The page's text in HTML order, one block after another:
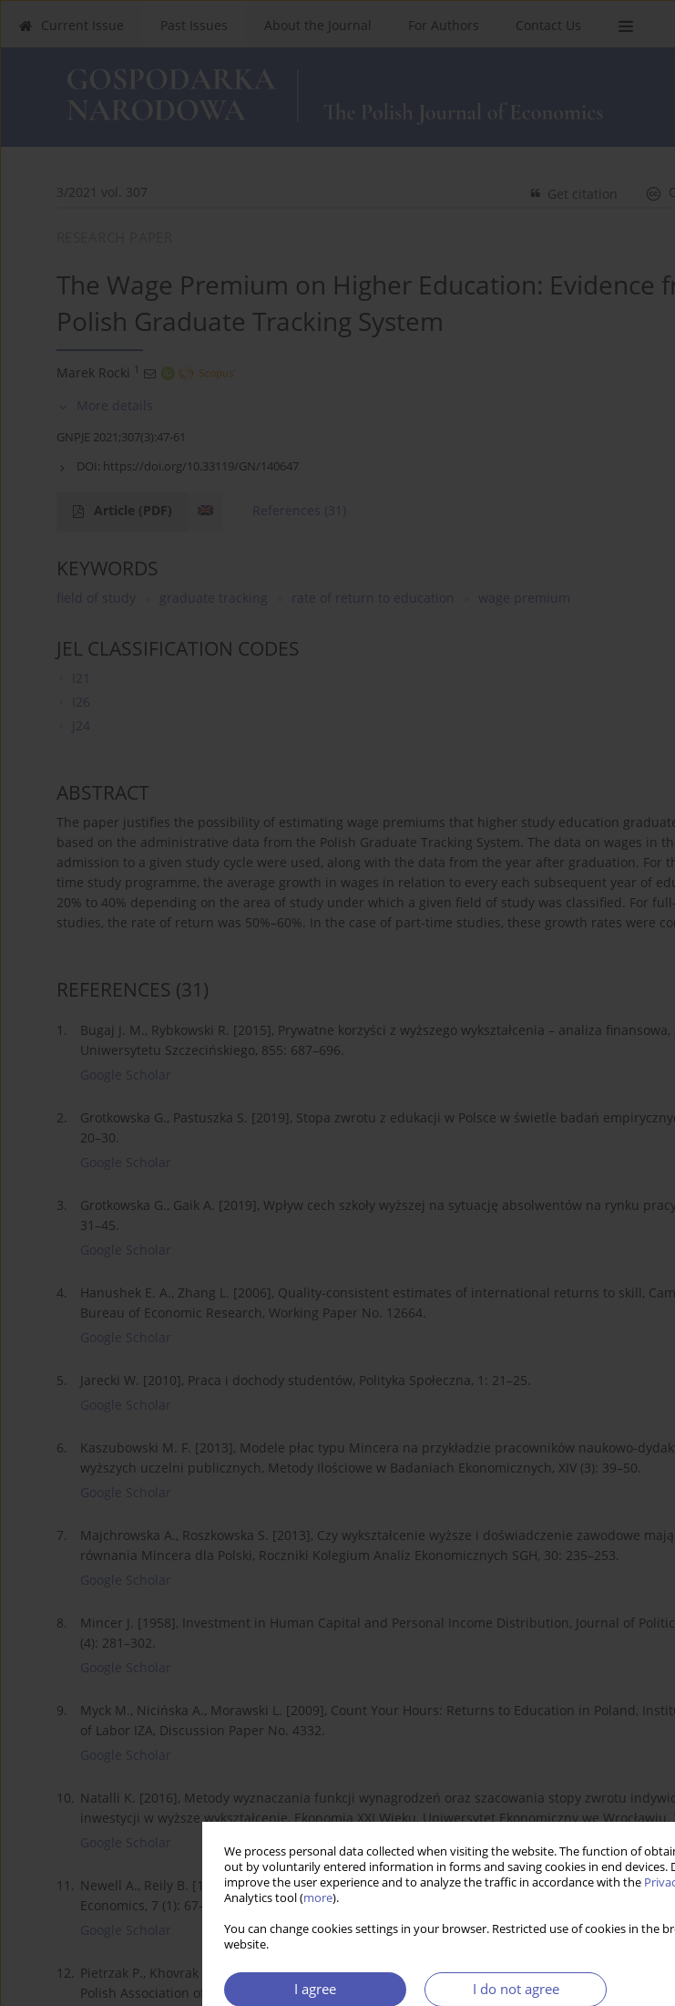
We process personal data collected when visiting the website. The function of
out by voluntarily entered information in forms and saving cookies in end devices.
improve the user experience and to analyze the traffic in accordance with the
Analytics tool (more).
You can change cookies settings in your browser. Restricted use of cookies in
website.
I agree I do not agree
Current Issue Past Issues About the Journal For Authors Contact Us
3/2021 vol. 307 Get citation
The Wage Premium on Higher Education: Evidence
Polish Graduate Tracking System
Marek Rocki 1
More details
GNPJE 2021;307(3):47-61
DOI: https://doi.org/10.33119/GN/140647
Article (PDF) References (31)
KEYWORDS
field of study graduate tracking rate of return to education wage premium
JEL CLASSIFICATION CODES
I26
J24
ABSTRACT
The paper justifies the possibility of estimating wage premiums that higher study education
based on the administrative data from the Polish Graduate Tracking System. The data on wages in
admission to a given study cycle were used, along with the data from the year after graduation. For
time study programme, the average growth in wages in relation to every each subsequent year of
20% to 40% depending on the area of study under which a given field of study was classified. For
studies, the rate of return was 50%–60%. In the case of part-time studies, these growth rates were
REFERENCES (31)
1.
Bugaj J. M., Rybkowski R. [2015], Prywatne korzyści z wyższego wykształcenia – analiza
Uniwersytetu Szczecińskiego, 855: 687–696.
Google Scholar
2.
Grotkowska G., Pastuszka S. [2019], Stopa zwrotu z edukacji w Polsce w świetle badań
20–30.
Google Scholar
3.
Grotkowska G., Gaik A. [2019], Wpływ cech szkoły wyższej na sytuację absolwentów na rynku
31–45.
Google Scholar
4.
Hanushek E. A., Zhang L. [2006], Quality-consistent estimates of international returns to skill,
Bureau of Economic Research, Working Paper No. 12664.
Google Scholar
5.
Jarecki W. [2010], Praca i dochody studentów, Polityka Społeczna, 1: 21–25.
Google Scholar
6.
Kaszubowski M. F. [2013], Modele płac typu Mincera na przykładzie pracowników naukowo-
wyższych uczelni publicznych, Metody Ilościowe w Badaniach Ekonomicznych, XIV (3): 39–50.
Google Scholar
7.
Majchrowska A., Roszkowska S. [2013], Czy wykształcenie wyższe i doświadczenie zawodowe
równania Mincera dla Polski, Roczniki Kolegium Analiz Ekonomicznych SGH, 30: 235–253.
Google Scholar
8.
Mincer J. [1958], Investment in Human Capital and Personal Income Distribution, Journal of
(4): 281–302.
Google Scholar
9.
Myck M., Nicińska A., Morawski L. [2009], Count Your Hours: Returns to Education in Poland,
of Labor IZA, Discussion Paper No. 4332.
Google Scholar
10.
Natalli K. [2016], Metody wyznaczania funkcji wynagrodzeń oraz szacowania stopy zwrotu
inwestycji w wyższe wykształcenie, Ekonomia XXI Wieku, Uniwersytet Ekonomiczny we Wrocławiu,
Google Scholar
11.
Newell A., Reily B. [1999], Rates of return to educational qualifications in the transitional
Economics, 7 (1): 67–84.
Google Scholar
12.
Pietrzak P., Khovrak I., [2019], Market valuation of graduates with agricultural degrees in Poland,
Polish Association of Agricultural and Agribusiness Economists, XXI (3): 341–351.